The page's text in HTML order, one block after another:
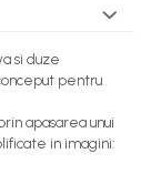
si duze
pentru
apasarea unui
in imagini: